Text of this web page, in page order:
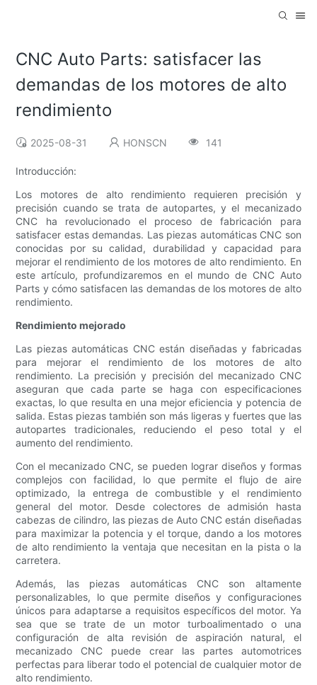
CNC Auto Parts: satisfacer las
demandas de los motores de alto
rendimiento
2025-08-31 HONSCN 141
Introducción:
Los motores de alto rendimiento requieren precisión y
precisión cuando se trata de autopartes, y el mecanizado
CNC ha revolucionado el proceso de fabricación para
satisfacer estas demandas. Las piezas automáticas CNC son
conocidas por su calidad, durabilidad y capacidad para
mejorar el rendimiento de los motores de alto rendimiento. En
este artículo, profundizaremos en el mundo de CNC Auto
Parts y cómo satisfacen las demandas de los motores de alto
rendimiento.
Rendimiento mejorado
Las piezas automáticas CNC están diseñadas y fabricadas
para mejorar el rendimiento de los motores de alto
rendimiento. La precisión y precisión del mecanizado CNC
aseguran que cada parte se haga con especificaciones
exactas, lo que resulta en una mejor eficiencia y potencia de
salida. Estas piezas también son más ligeras y fuertes que las
autopartes tradicionales, reduciendo el peso total y el
aumento del rendimiento.
Con el mecanizado CNC, se pueden lograr diseños y formas
complejos con facilidad, lo que permite el flujo de aire
optimizado, la entrega de combustible y el rendimiento
general del motor. Desde colectores de admisión hasta
cabezas de cilindro, las piezas de Auto CNC están diseñadas
para maximizar la potencia y el torque, dando a los motores
de alto rendimiento la ventaja que necesitan en la pista o la
carretera.
Además, las piezas automáticas CNC son altamente
personalizables, lo que permite diseños y configuraciones
únicos para adaptarse a requisitos específicos del motor. Ya
sea que se trate de un motor turboalimentado o una
configuración de alta revisión de aspiración natural, el
mecanizado CNC puede crear las partes automotrices
perfectas para liberar todo el potencial de cualquier motor de
alto rendimiento.